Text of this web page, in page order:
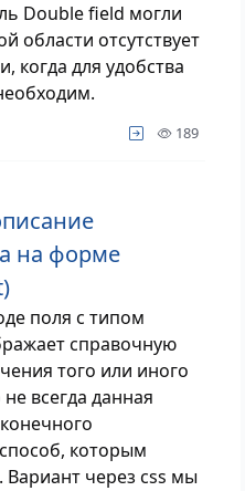
Double field могли
области отсутствует
когда для удобства
189
на форме
поля с типом
справочную
того или иного
всегда данная
которым
через css мы